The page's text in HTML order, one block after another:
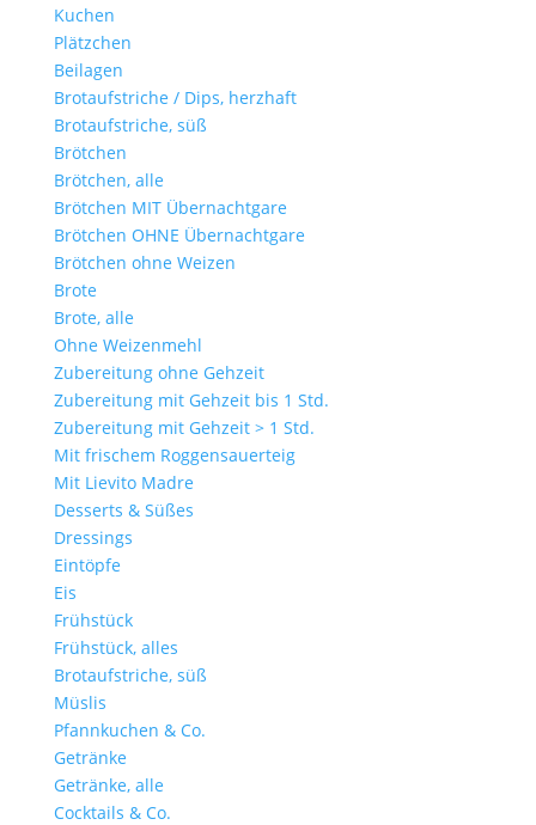
Kuchen
Plätzchen
Beilagen
Brotaufstriche / Dips, herzhaft
Brotaufstriche, süß
Brötchen
Brötchen, alle
Brötchen MIT Übernachtgare
Brötchen OHNE Übernachtgare
Brötchen ohne Weizen
Brote
Brote, alle
Ohne Weizenmehl
Zubereitung ohne Gehzeit
Zubereitung mit Gehzeit bis 1 Std.
Zubereitung mit Gehzeit > 1 Std.
Mit frischem Roggensauerteig
Mit Lievito Madre
Desserts & Süßes
Dressings
Eintöpfe
Eis
Frühstück
Frühstück, alles
Brotaufstriche, süß
Müslis
Pfannkuchen & Co.
Getränke
Getränke, alle
Cocktails & Co.